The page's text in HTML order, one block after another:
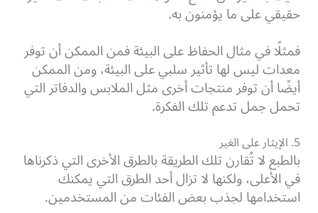
حقيقي على ما يؤمنون به.
فمثلًا في مثال الحفاظ على البيئة فمن الممكن أن توفر
معدات ليس لها تأثير سلبي على البيئة، ومن الممكن
أيضًا أن توفر منتجات أخرى مثل الملابس والدفاتر التي
تحمل جمل تدعم تلك الفكرة.
5. الإيثار على الغير
بالطبع لا تُقارن تلك الطريقة بالطرق الأخرى التي ذكرناها
في الأعلى، ولكنها لا تزال أحد الطرق التي يمكنك
استخدامها لجذب بعض الفئات من المستخدمين.